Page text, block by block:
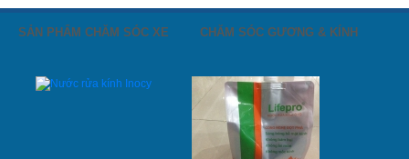
SẢN PHẨM CHĂM SÓC XE CHĂM SÓC GƯƠNG & KÍNH